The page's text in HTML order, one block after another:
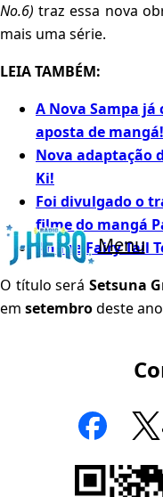
Menu
No.6) traz essa nova
mais uma série.
LEIA TAMBÉM:
A Nova Sampa
aposta de mangá!
Nova adaptação
Ki!
Foi divulgado o
filme do mangá
Anime Fairy Tail
O título será Setsuna
em setembrodeste